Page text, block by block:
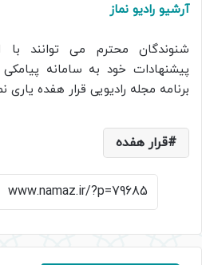
آرشیو رادیو نماز
شنوندگان محترم می توانند با
پیشنهادات خود به سامانه
برنامه مجله رادیویی قرار هفده یاری
قرار هفده